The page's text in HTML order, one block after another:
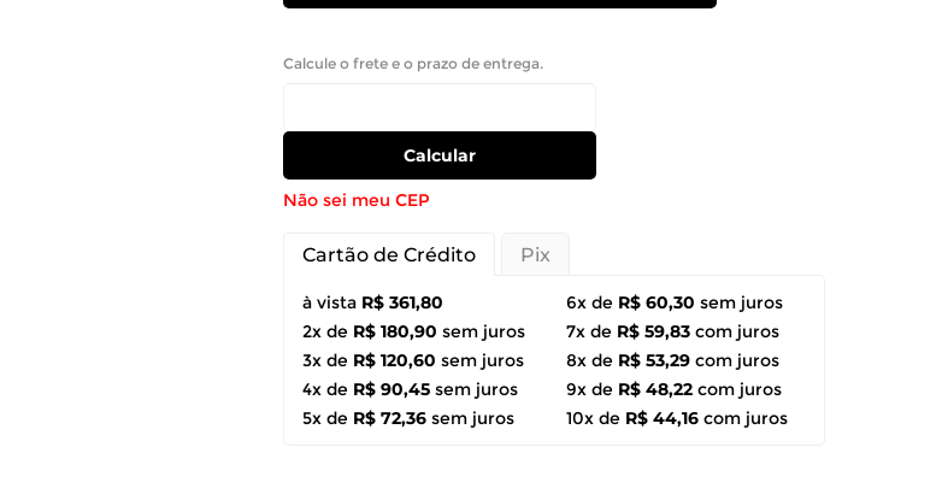
Calcule o frete e o prazo de entrega.
Calcular
Não sei meu CEP
Cartão de Crédito Pix
à vista R$ 361,80
2x de R$ 180,90 sem juros
3x de R$ 120,60 sem juros
4x de R$ 90,45 sem juros
5x de R$ 72,36 sem juros
6x de R$ 60,30 sem juros
7x de R$ 59,83 com juros
8x de R$ 53,29 com juros
9x de R$ 48,22 com juros
10x de R$ 44,16 com juros